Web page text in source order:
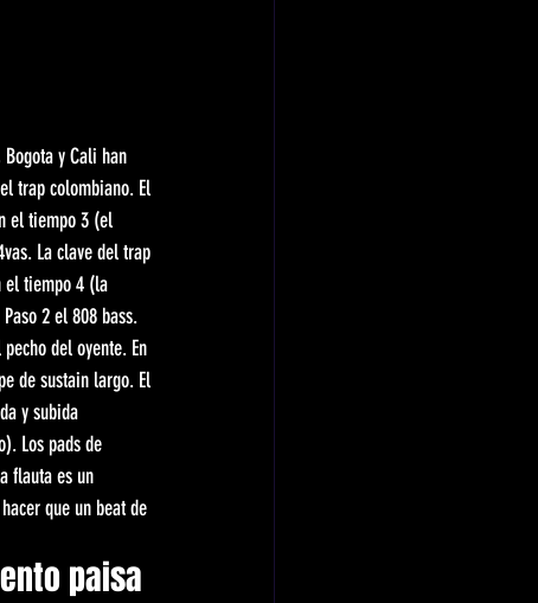
y Cali han
trap colombiano. El
el tiempo 3 (el
La clave del trap
el tiempo 4 (la
2 el 808 bass.
del oyente. En
de sustain largo. El
y subida
Los pads de
flauta es un
que un beat de
paisa